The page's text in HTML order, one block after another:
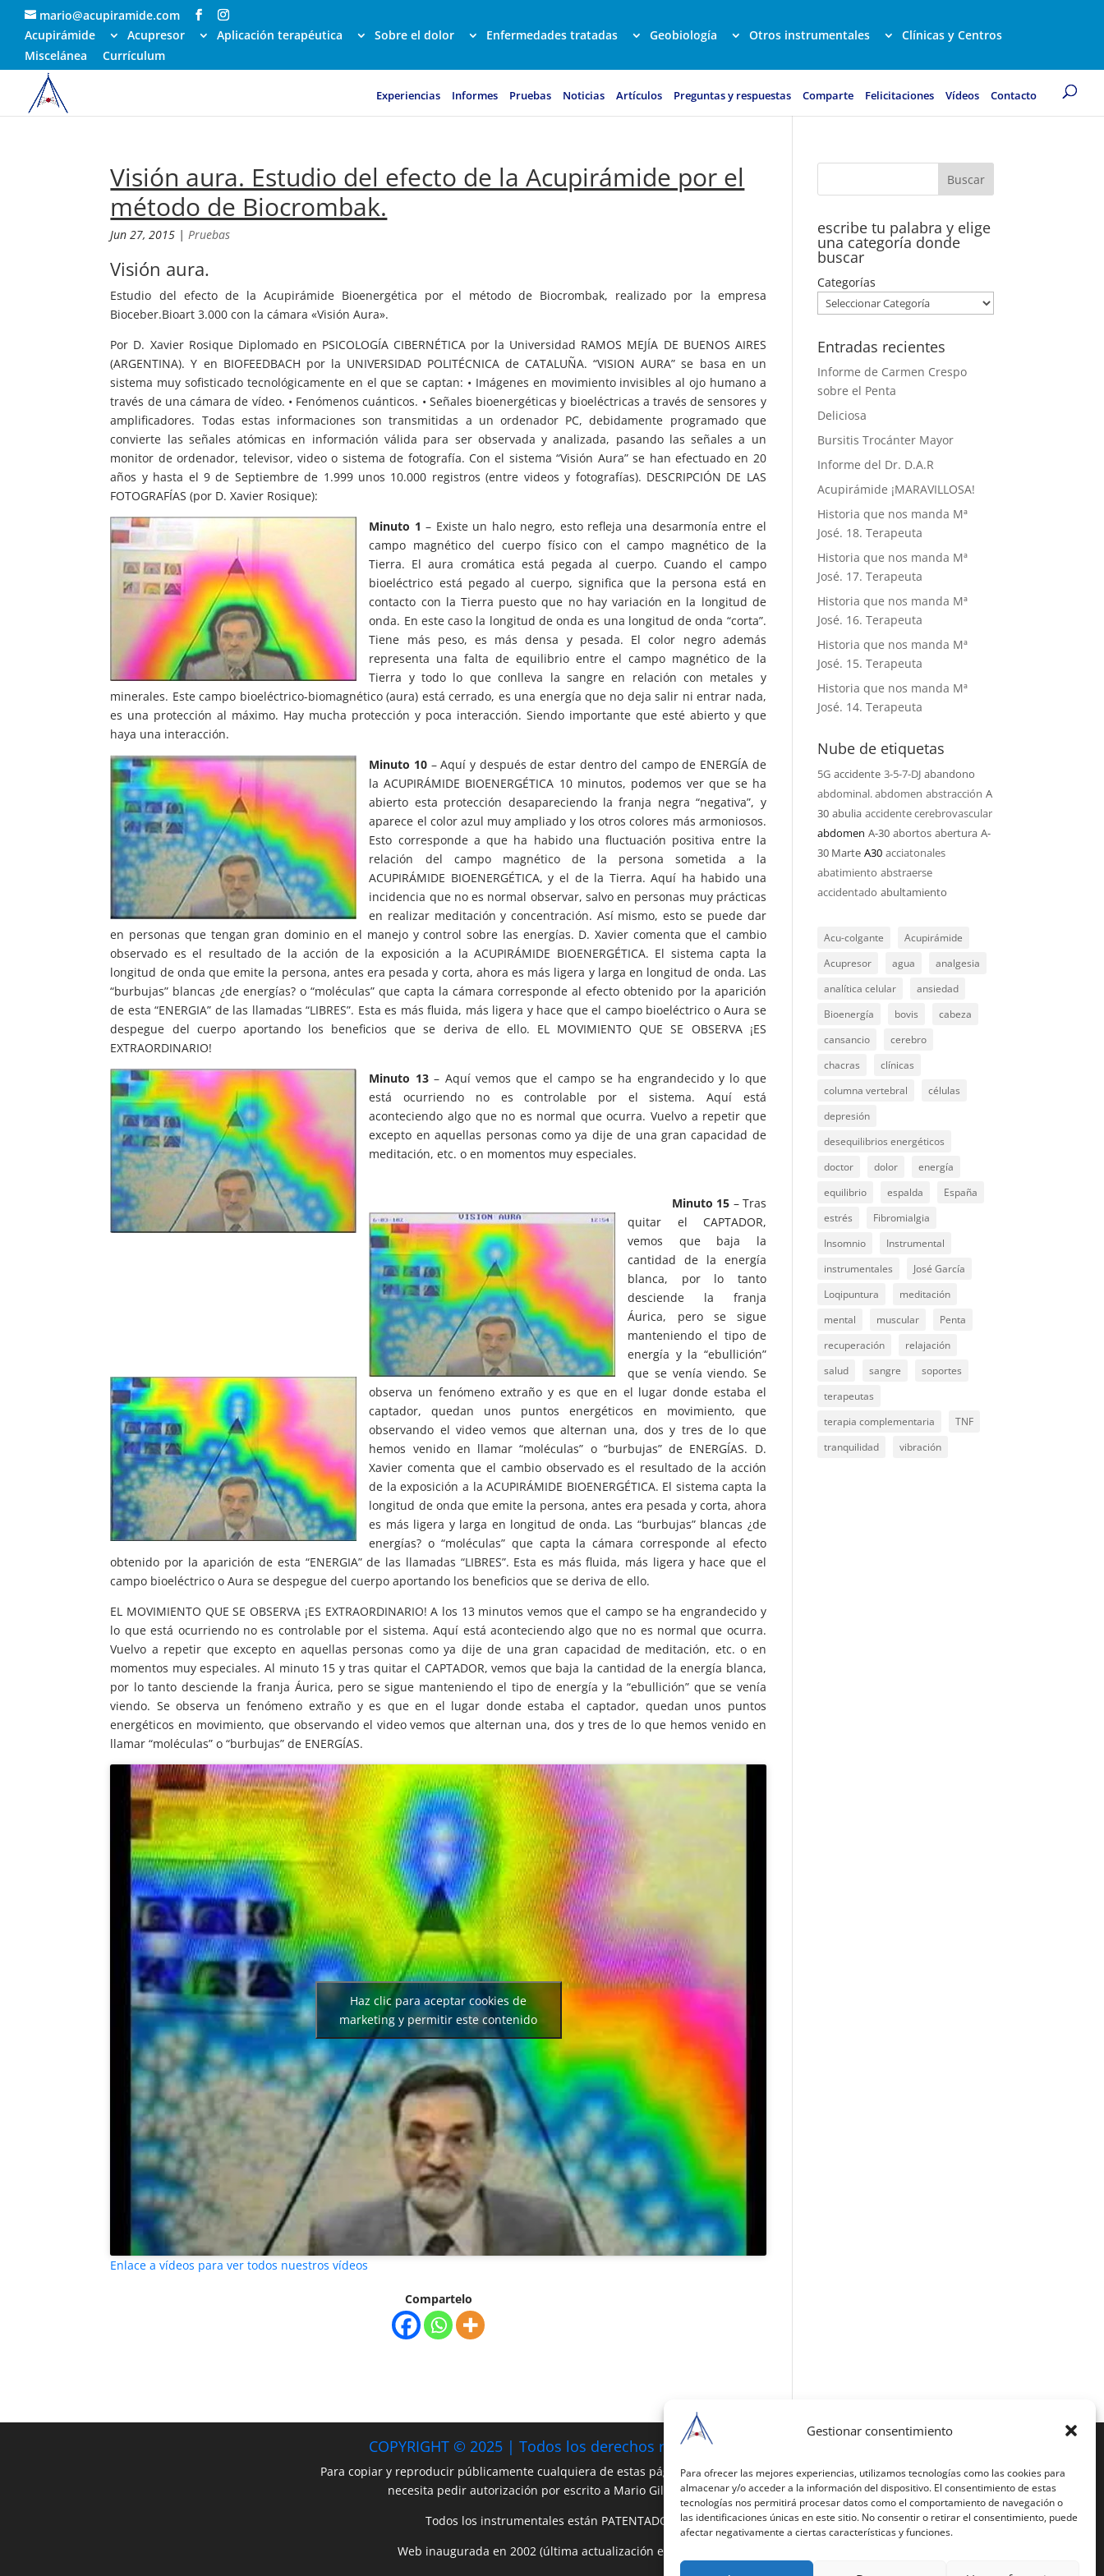
Gestionar consentimiento
Para ofrecer las mejores experiencias, utilizamos tecnologías como las cookies para
almacenar y/o acceder a la información del dispositivo. El consentimiento de estas
tecnologías nos permitirá procesar datos como el comportamiento de navegación o
las identificaciones únicas en este sitio. No consentir o retirar el consentimiento, puede
afectar negativamente a ciertas características y funciones.
mario@acupiramide.com
Acupirámide
Acupresor Aplicación terapéutica Sobre el dolor Enfermedades tratadas Geobiología Otros instrumentales
Clínicas y Centros
Miscelánea
Currículum
Experiencias Informes Pruebas Noticias Artículos Preguntas y respuestas Comparte Felicitaciones Vídeos Contacto
Visión aura. Estudio del efecto de la Acupirámide por el
método de Biocrombak.
Jun 27, 2015 |Pruebas
Visión aura.
Estudio del efecto de la Acupirámide Bioenergética por el método de Biocrombak, realizado por la empresa
Bioceber.Bioart 3.000 con la cámara «Visión Aura».
Por D. Xavier Rosique Diplomado en PSICOLOGÍA CIBERNÉTICA por la Universidad RAMOS MEJÍA DE BUENOS AIRES
(ARGENTINA). Y en BIOFEEDBACH por la UNIVERSIDAD POLITÉCNICA de CATALUÑA. “VISION AURA” se basa en un
sistema muy sofisticado tecnológicamente en el que se captan: • Imágenes en movimiento invisibles al ojo humano a
través de una cámara de vídeo. • Fenómenos cuánticos. • Señales bioenergéticas y bioeléctricas a través de sensores y
amplificadores. Todas estas informaciones son transmitidas a un ordenador PC, debidamente programado que
convierte las señales atómicas en información válida para ser observada y analizada, pasando las señales a un
monitor de ordenador, televisor, video o sistema de fotografía. Con el sistema “Visión Aura” se han efectuado en 20
años y hasta el 9 de Septiembre de 1.999 unos 10.000 registros (entre videos y fotografías). DESCRIPCIÓN DE LAS
FOTOGRAFÍAS (por D. Xavier Rosique):
Minuto 1 – Existe un halo negro, esto refleja una desarmonía entre el
campo magnético del cuerpo físico con el campo magnético de la
Tierra. El aura cromática está pegada al cuerpo. Cuando el campo
bioeléctrico está pegado al cuerpo, significa que la persona está en
contacto con la Tierra puesto que no hay variación en la longitud de
onda. En este caso la longitud de onda es una longitud de onda “corta”.
Tiene más peso, es más densa y pesada. El color negro además
representa una falta de equilibrio entre el campo magnético de la
Tierra y todo lo que conlleva la sangre en relación con metales y
minerales. Este campo bioeléctrico-biomagnético (aura) está cerrado, es una energía que no deja salir ni entrar nada,
es una protección al máximo. Hay mucha protección y poca interacción. Siendo importante que esté abierto y que
haya una interacción.
Minuto 10 – Aquí y después de estar dentro del campo de ENERGÍA de
la ACUPIRÁMIDE BIOENERGÉTICA 10 minutos, podemos ver que se ha
abierto esta protección desapareciendo la franja negra “negativa”, y
aparece el color azul muy ampliado y los otros colores más armoniosos.
Esto corresponde a que ha habido una fluctuación positiva entre la
relación del campo magnético de la persona sometida a la
ACUPIRÁMIDE BIOENERGÉTICA, y el de la Tierra. Aquí ha habido una
incidencia que no es normal observar, salvo en personas muy prácticas
en realizar meditación y concentración. Así mismo, esto se puede dar
en personas que tengan gran dominio en el manejo y control sobre las energías. D. Xavier comenta que el cambio
observado es el resultado de la acción de la exposición a la ACUPIRÁMIDE BIOENERGÉTICA. El sistema capta la
longitud de onda que emite la persona, antes era pesada y corta, ahora es más ligera y larga en longitud de onda. Las
“burbujas” blancas ¿de energías? o “moléculas” que capta la cámara corresponde al efecto obtenido por la aparición
de esta “ENERGIA” de las llamadas “LIBRES”. Esta es más fluida, más ligera y hace que el campo bioeléctrico o Aura se
despegue del cuerpo aportando los beneficios que se deriva de ello. EL MOVIMIENTO QUE SE OBSERVA ¡ES
EXTRAORDINARIO!
Minuto 13– Aquí vemos que el campo se ha engrandecido y lo que
está ocurriendo no es controlable por el sistema. Aquí está
aconteciendo algo que no es normal que ocurra. Vuelvo a repetir que
excepto en aquellas personas como ya dije de una gran capacidad de
meditación, etc. o en momentos muy especiales.
Minuto 15 – Tras
quitar el CAPTADOR,
vemos que baja la
cantidad de la energía
blanca, por lo tanto
desciende la franja
Áurica, pero se sigue
manteniendo el tipo de
energía y la “ebullición”
que se venía viendo. Se
observa un fenómeno extraño y es que en el lugar donde estaba el
captador, quedan unos puntos energéticos en movimiento, que
observando el video vemos que alternan una, dos y tres de lo que
hemos venido en llamar “moléculas” o “burbujas” de ENERGÍAS. D.
Xavier comenta que el cambio observado es el resultado de la acción
de la exposición a la ACUPIRÁMIDE BIOENERGÉTICA. El sistema capta la
longitud de onda que emite la persona, antes era pesada y corta, ahora
es más ligera y larga en longitud de onda. Las “burbujas” blancas ¿de
energías? o “moléculas” que capta la cámara corresponde al efecto
obtenido por la aparición de esta “ENERGIA” de las llamadas “LIBRES”. Esta es más fluida, más ligera y hace que el
campo bioeléctrico o Aura se despegue del cuerpo aportando los beneficios que se deriva de ello.
EL MOVIMIENTO QUE SE OBSERVA ¡ES EXTRAORDINARIO! A los 13 minutos vemos que el campo se ha engrandecido y
lo que está ocurriendo no es controlable por el sistema. Aquí está aconteciendo algo que no es normal que ocurra.
Vuelvo a repetir que excepto en aquellas personas como ya dije de una gran capacidad de meditación, etc. o en
momentos muy especiales. Al minuto 15 y tras quitar el CAPTADOR, vemos que baja la cantidad de la energía blanca,
por lo tanto desciende la franja Áurica, pero se sigue manteniendo el tipo de energía y la “ebullición” que se venía
viendo. Se observa un fenómeno extraño y es que en el lugar donde estaba el captador, quedan unos puntos
energéticos en movimiento, que observando el video vemos que alternan una, dos y tres de lo que hemos venido en
llamar “moléculas” o “burbujas” de ENERGÍAS.
Haz clic para aceptar cookies de
marketing y permitir este contenido
Enlace a vídeos para ver todos nuestros vídeos
Compartelo
escribe tu palabra y elige
una categoría donde
buscar
Categorías
Entradas recientes
Informe de Carmen Crespo
sobre el Penta
Deliciosa
Bursitis Trocánter Mayor
Informe del Dr. D.A.R
Acupirámide ¡MARAVILLOSA!
Historia que nos manda Mª
José. 18. Terapeuta
Historia que nos manda Mª
José. 17. Terapeuta
Historia que nos manda Mª
José. 16. Terapeuta
Historia que nos manda Mª
José. 15. Terapeuta
Historia que nos manda Mª
José. 14. Terapeuta
Nube de etiquetas
5G accidente 3-5-7-DJ abandono
abdominal. abdomen abstracción A
30 abulia accidente cerebrovascular
abdomen A-30 abortos abertura A-
30 Marte A30 acciatonales
abatimiento abstraerse
accidentado abultamiento
Acu-colgante
Acupirámide
Acupresor
agua
analgesia
analítica celular
ansiedad
Bioenergía
bovis
cabeza
cansancio
cerebro
chacras
clínicas
columna vertebral
células
depresión
desequilibrios energéticos
doctor
dolor
energía
equilibrio
espalda
España
estrés
Fibromialgia
Insomnio
Instrumental
instrumentales
José García
Loqipuntura
meditación
mental
muscular
Penta
recuperación
relajación
salud
sangre
soportes
terapeutas
terapia complementaria
TNF
tranquilidad
vibración
COPYRIGHT © 2025 | Todos los derechos reservados
Para copiar y reproducir públicamente cualquiera de estas páginas o parte de ellas,
necesita pedir autorización por escrito a Mario Gil Sánchez.
Todos los instrumentales están PATENTADOS.
Web inaugurada en 2002 (última actualización en 2025).